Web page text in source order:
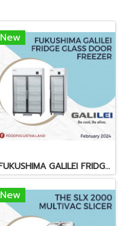
New
FUKUSHIMA GALILEI FRIDGE GLASS DOOR FREEZER
New